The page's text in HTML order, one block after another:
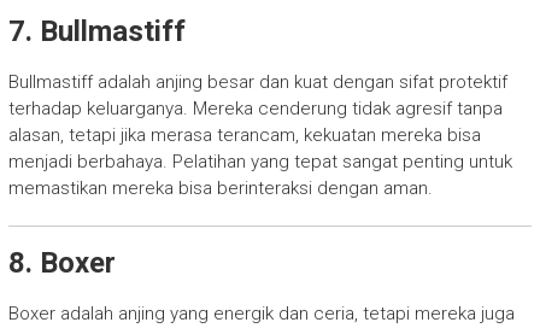
7. Bullmastiff
Bullmastiff adalah anjing besar dan kuat dengan sifat protektif
terhadap keluarganya. Mereka cenderung tidak agresif tanpa
alasan, tetapi jika merasa terancam, kekuatan mereka bisa
menjadi berbahaya. Pelatihan yang tepat sangat penting untuk
memastikan mereka bisa berinteraksi dengan aman.
8. Boxer
Boxer adalah anjing yang energik dan ceria, tetapi mereka juga